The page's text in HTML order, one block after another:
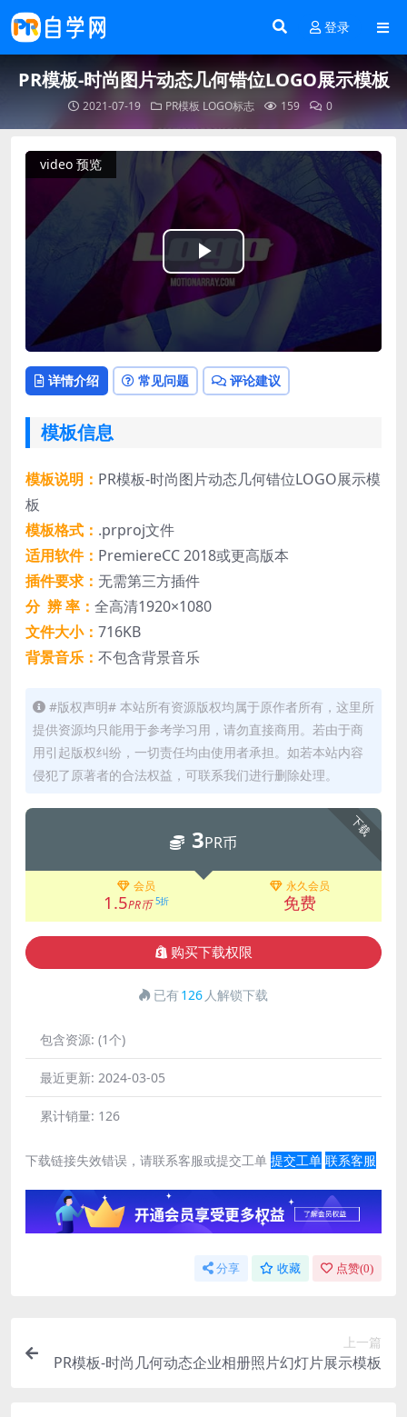
登录
PR模板-时尚图片动态几何错位LOGO展示模板
2021-07-19 PR模板 LOGO标志 159 0
video 预览
Play
Video
详情介绍 常见问题 评论建议
模板信息
模板说明： PR模板-时尚图片动态几何错位LOGO展示模
板
模板格式： .prproj文件
适用软件： PremiereCC 2018或更高版本
插件要求： 无需第三方插件
分 辨 率： 全高清1920×1080
文件大小： 716KB
背景音乐： 不包含背景音乐
#版权声明# 本站所有资源版权均属于原作者所有，这里所
提供资源均只能用于参考学习用，请勿直接商用。若由于商
用引起版权纠纷，一切责任均由使用者承担。如若本站内容
侵犯了原著者的合法权益，可联系我们进行删除处理。
下载
3PR币
会员
1.5PR币 5折
永久会员
免费
购买下载权限
已有126 人解锁下载
包含资源: (1个)
最近更新: 2024-03-05
累计销量: 126
下载链接失效错误，请联系客服或提交工单 提交工单 联系客服
分享 收藏 点赞(0)
上一篇
PR模板-时尚几何动态企业相册照片幻灯片展示模板